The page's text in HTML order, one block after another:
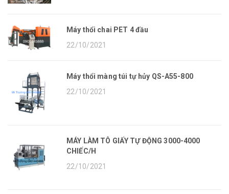
Máy thổi chai PET 4 đầu
22/10/2021
Máy thổi màng túi tự hủy QS-A55-800
22/10/2021
MÁY LÀM TÔ GIẤY TỰ ĐỘNG 3000-4000
CHIẾC/H
22/10/2021